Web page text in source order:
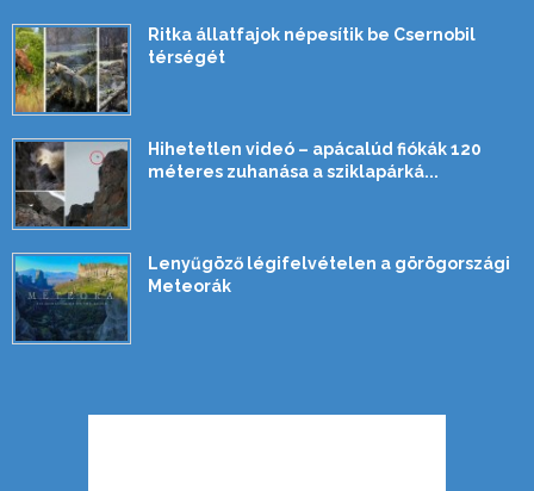
Ritka állatfajok népesítik be Csernobil
térségét
Hihetetlen videó – apácalúd fiókák 120
méteres zuhanása a sziklapárká...
Lenyűgöző légifelvételen a görögországi
Meteorák